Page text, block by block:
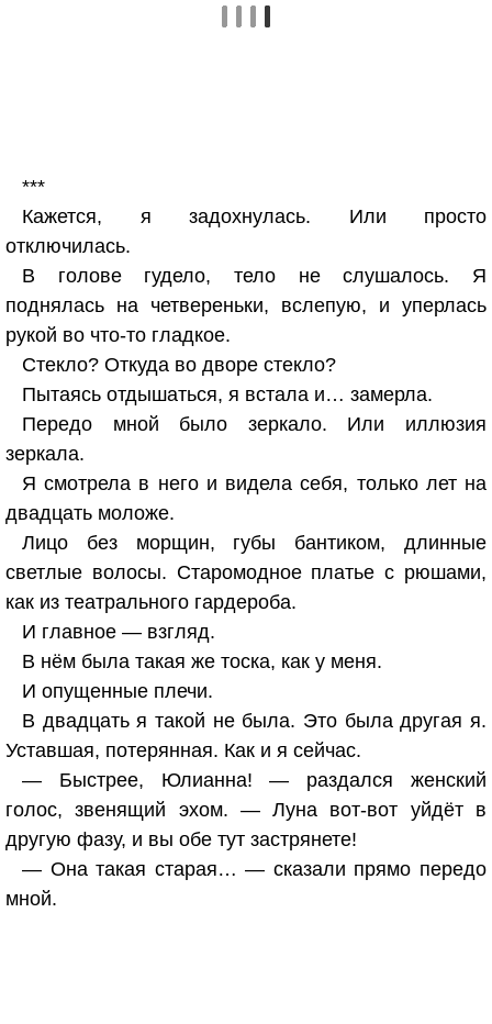
***
Кажется, я задохнулась. Или просто
отключилась.
В голове гудело, тело не слушалось. Я
поднялась на четвереньки, вслепую, и уперлась
рукой во что-то гладкое.
Стекло? Откуда во дворе стекло?
Пытаясь отдышаться, я встала и… замерла.
Передо мной было зеркало. Или иллюзия
зеркала.
Я смотрела в него и видела себя, только лет на
двадцать моложе.
Лицо без морщин, губы бантиком, длинные
светлые волосы. Старомодное платье с рюшами,
как из театрального гардероба.
И главное — взгляд.
В нём была такая же тоска, как у меня.
И опущенные плечи.
В двадцать я такой не была. Это была другая я.
Уставшая, потерянная. Как и я сейчас.
— Быстрее, Юлианна! — раздался женский
голос, звенящий эхом. — Луна вот-вот уйдёт в
другую фазу, и вы обе тут застрянете!
— Она такая старая… — сказали прямо передо
мной.